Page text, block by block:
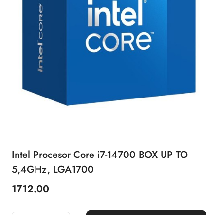
Intel Procesor Core i7-14700 BOX UP TO
5,4GHz, LGA1700
Price:
1712.00